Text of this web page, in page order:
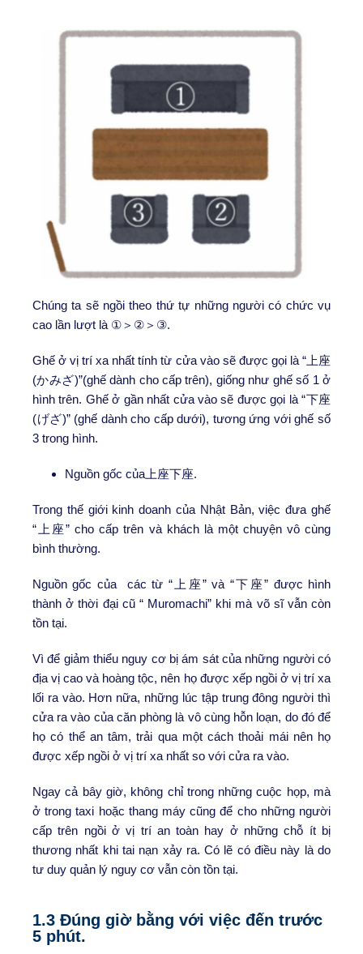
Chúng ta sẽ ngồi theo thứ tự những người có chức vụ
cao lần lượt là ①＞②＞③.
Ghế ở vị trí xa nhất tính từ cửa vào sẽ được gọi là “上座
(かみざ)”(ghế dành cho cấp trên), giống như ghế số 1 ở
hình trên. Ghế ở gần nhất cửa vào sẽ được gọi là “下座
(げざ)” (ghế dành cho cấp dưới), tương ứng với ghế số
3 trong hình.
Nguồn gốc của上座下座.
Trong thế giới kinh doanh của Nhật Bản, việc đưa ghế
“上座” cho cấp trên và khách là một chuyện vô cùng
bình thường.
Nguồn gốc của các từ “上座” và “下座” được hình
thành ở thời đại cũ “ Muromachi” khi mà võ sĩ vẫn còn
tồn tại.
Vì để giảm thiểu nguy cơ bị ám sát của những người có
địa vị cao và hoàng tộc, nên họ được xếp ngồi ở vị trí xa
lối ra vào. Hơn nữa, những lúc tập trung đông người thì
cửa ra vào của căn phòng là vô cùng hỗn loạn, do đó để
họ có thể an tâm, trải qua một cách thoải mái nên họ
được xếp ngồi ở vị trí xa nhất so với cửa ra vào.
Ngay cả bây giờ, không chỉ trong những cuộc họp, mà
ở trong taxi hoặc thang máy cũng để cho những người
cấp trên ngồi ở vị trí an toàn hay ở những chỗ ít bị
thương nhất khi tai nạn xảy ra. Có lẽ có điều này là do
tư duy quản lý nguy cơ vẫn còn tồn tại.
1.3 Đúng giờ bằng với việc đến trước
5 phút.